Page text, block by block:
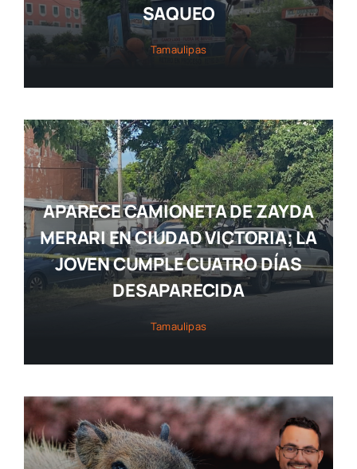
SAQUEO
Tamaulipas
APARECE CAMIONETA DE ZAYDA
MERARI EN CIUDAD VICTORIA; LA
JOVEN CUMPLE CUATRO DÍAS
DESAPARECIDA
Tamaulipas